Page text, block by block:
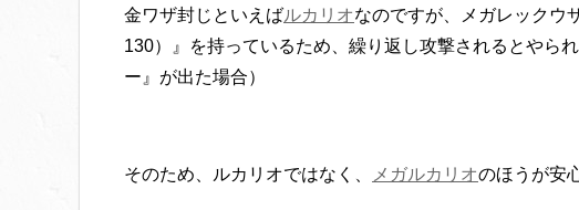
金ワザ封じといえばルカリオなのですが、メガレックウ
130）』を持っているため、繰り返し攻撃されるとやら
ー』が出た場合）
そのため、ルカリオではなく、 メガルカリオのほうが安